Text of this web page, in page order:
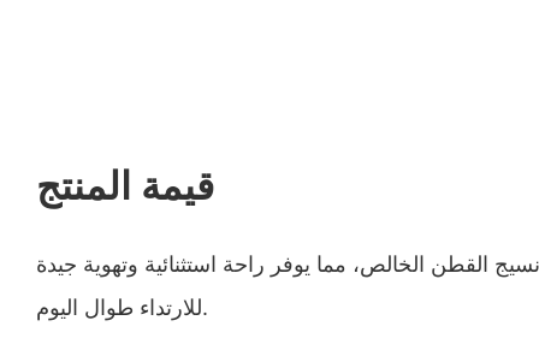
قيمة المنتج
القطن الخالص، مما يوفر راحة استثنائية وتهوية جيدة
للارتداء طوال اليوم.